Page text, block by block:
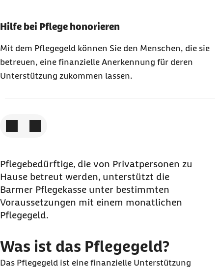
Karussell mit 3 Elementen
Element 1 von 3
Hilfe bei Pflege honorieren
Mit dem Pflegegeld können Sie den Menschen, die sie
betreuen, eine finanzielle Anerkennung für deren
Unterstützung zukommen lassen.
Pflegebedürftige, die von Privatpersonen zu
Hause betreut werden, unterstützt die
Barmer Pflegekasse unter bestimmten
Voraussetzungen mit einem monatlichen
Pflegegeld.
Was ist das Pflegegeld?
Das Pflegegeld ist eine finanzielle Unterstützung